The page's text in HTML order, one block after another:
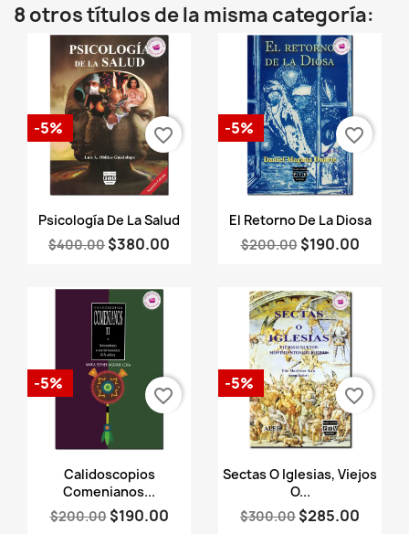
8 otros títulos de la misma categoría:
Vista rápida
Psicología De La Salud
$400.00 $380.00
-5% favorite_border
Vista rápida
El Retorno De La Diosa
$200.00 $190.00
-5% favorite_border
Vista rápida
Calidoscopios
Comenianos...
$200.00 $190.00
-5%
favorite_border
Vista rápida
Sectas O Iglesias, Viejos
O...
$300.00 $285.00
-5%
favorite_border